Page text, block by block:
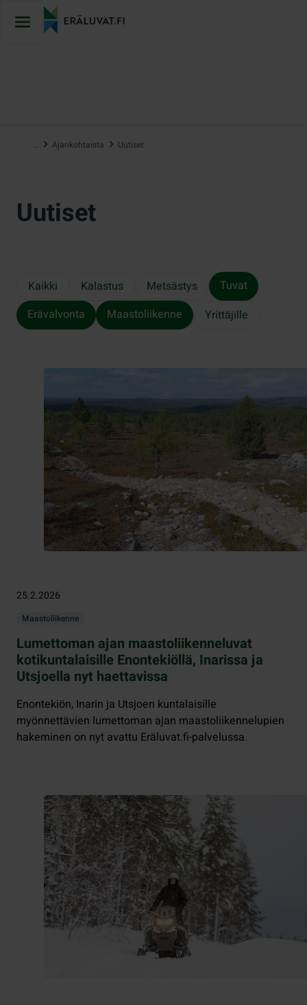
sisältöön
… Ajankohtaista Uutiset
Uutiset
Kaikki Kalastus Metsästys
Tuvat
Erävalvonta
Maastoliikenne Yrittäjille
25.2.2026
Maastoliikenne
Lumettoman ajan maastoliikenneluvat
kotikuntalaisille Enontekiöllä, Inarissa ja
Utsjoella nyt haettavissa
Enontekiön, Inarin ja Utsjoen kuntalaisille
myönnettävien lumettoman ajan maastoliikennelupien
hakeminen on nyt avattu Eräluvat.fi-palvelussa.